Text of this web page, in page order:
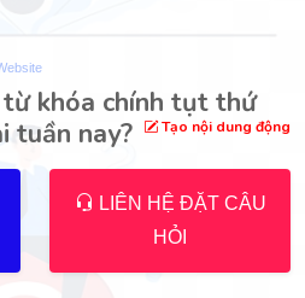
khóa chính tụt thứ
tuần nay?
Tạo nội dung động
LIÊN HỆ ĐẶT CÂU
HỎI